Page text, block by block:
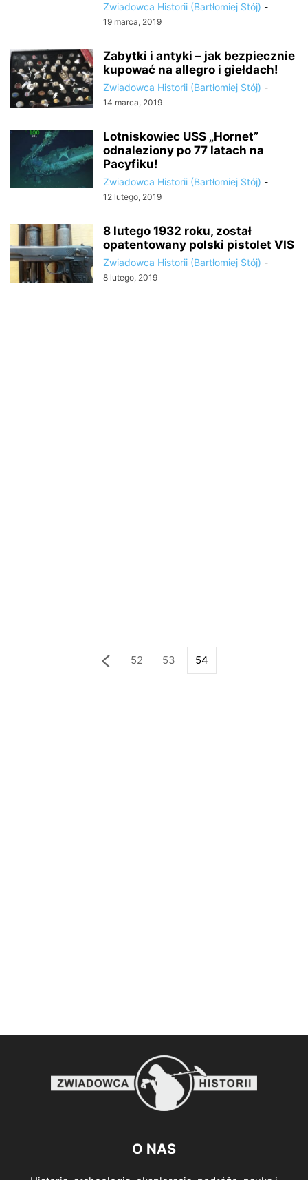
Zwiadowca Historii (Bartłomiej Stój) -
19 marca, 2019
Zabytki i antyki – jak bezpiecznie
kupować na allegro i giełdach!
Zwiadowca Historii (Bartłomiej Stój) -
14 marca, 2019
Lotniskowiec USS „Hornet”
odnaleziony po 77 latach na
Pacyfiku!
Zwiadowca Historii (Bartłomiej Stój) -
12 lutego, 2019
8 lutego 1932 roku, został
opatentowany polski pistolet VIS
Zwiadowca Historii (Bartłomiej Stój) -
8 lutego, 2019
52 53 54
O NAS